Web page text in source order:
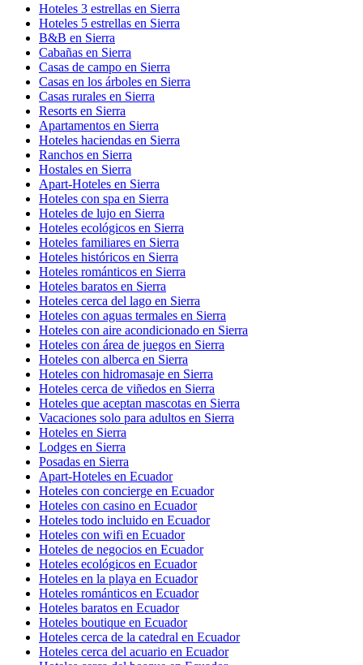
Hoteles 3 estrellas en Sierra
Hoteles 5 estrellas en Sierra
B&B en Sierra
Cabañas en Sierra
Casas de campo en Sierra
Casas en los árboles en Sierra
Casas rurales en Sierra
Resorts en Sierra
Apartamentos en Sierra
Hoteles haciendas en Sierra
Ranchos en Sierra
Hostales en Sierra
Apart-Hoteles en Sierra
Hoteles con spa en Sierra
Hoteles de lujo en Sierra
Hoteles ecológicos en Sierra
Hoteles familiares en Sierra
Hoteles históricos en Sierra
Hoteles románticos en Sierra
Hoteles baratos en Sierra
Hoteles cerca del lago en Sierra
Hoteles con aguas termales en Sierra
Hoteles con aire acondicionado en Sierra
Hoteles con área de juegos en Sierra
Hoteles con alberca en Sierra
Hoteles con hidromasaje en Sierra
Hoteles cerca de viñedos en Sierra
Hoteles que aceptan mascotas en Sierra
Vacaciones solo para adultos en Sierra
Hoteles en Sierra
Lodges en Sierra
Posadas en Sierra
Apart-Hoteles en Ecuador
Hoteles con concierge en Ecuador
Hoteles con casino en Ecuador
Hoteles todo incluido en Ecuador
Hoteles con wifi en Ecuador
Hoteles de negocios en Ecuador
Hoteles ecológicos en Ecuador
Hoteles en la playa en Ecuador
Hoteles románticos en Ecuador
Hoteles baratos en Ecuador
Hoteles boutique en Ecuador
Hoteles cerca de la catedral en Ecuador
Hoteles cerca del acuario en Ecuador